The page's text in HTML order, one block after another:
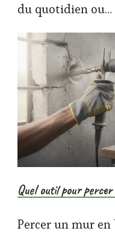
du quotidien ou…
Quel outil pour
Percer un mur